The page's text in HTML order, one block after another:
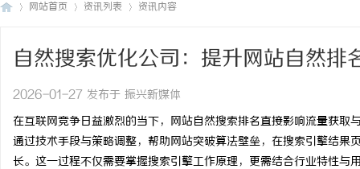
网站首页 资讯列表 资讯内容
自然搜索优化公司：提升网站自然排
2026-01-27 发布于 振兴新媒体
在互联网竞争日益激烈的当下，网站自然搜索排名直接影响流量获
通过技术手段与策略调整，帮助网站突破算法壁垒，在搜索引擎结
长。这一过程不仅需要掌握搜索引擎工作原理，更需结合行业特性与